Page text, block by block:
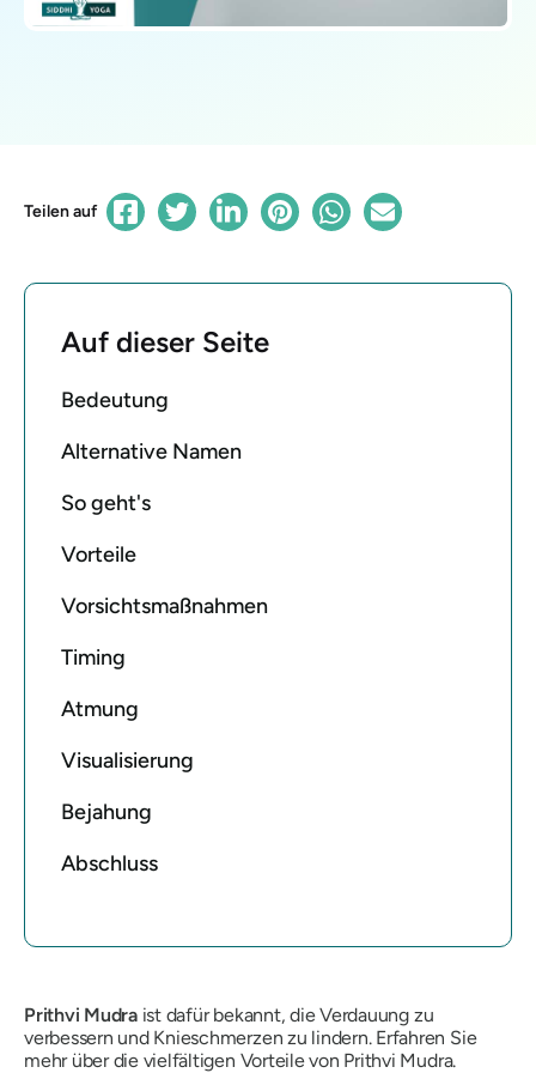
Teilen auf
Auf dieser Seite
Bedeutung
Alternative Namen
So geht's
Vorteile
Vorsichtsmaßnahmen
Timing
Atmung
Visualisierung
Bejahung
Abschluss
Prithvi Mudraist dafür bekannt, die Verdauung zu
verbessern und Knieschmerzen zu lindern. Erfahren Sie
mehr über die vielfältigen Vorteile von Prithvi Mudra.